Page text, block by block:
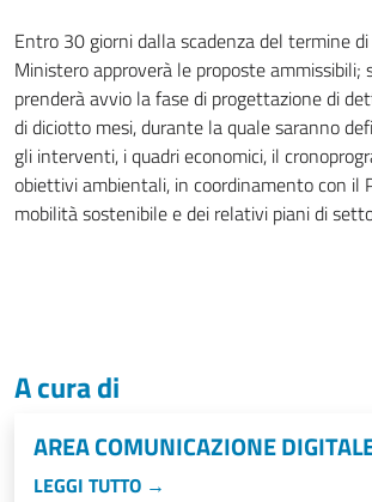
Entro 30 giorni dalla scadenza del termine
Ministero approverà le proposte ammissibili;
prenderà avvio la fase di progettazione di
di diciotto mesi, durante la quale saranno
gli interventi, i quadri economici, il
obiettivi ambientali, in coordinamento con il
mobilità sostenibile e dei relativi piani di
A cura di
AREA COMUNICAZIONE
LEGGI TUTTO →